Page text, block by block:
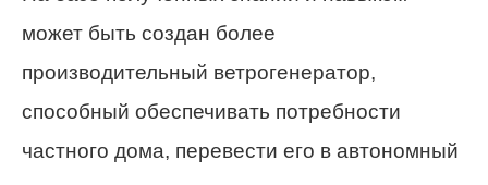
может быть создан более
производительный ветрогенератор,
способный обеспечивать потребности
частного дома, перевести его в автономный